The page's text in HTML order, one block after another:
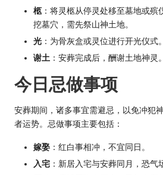
柩 ：将灵柩从停灵处移至墓地或殡
挖墓穴，需先祭山神土地。
光 ：为骨灰盒或灵位进行开光仪式。
谢土 ：安葬完成后，酬谢土地神灵。
今日忌做事项
安葬期间，诸多事宜需避忌，以免冲犯
者运势。忌做事项主要包括：
嫁娶 ：红白事相冲，不宜同日。
入宅 ：新居入宅与安葬同月，恐气